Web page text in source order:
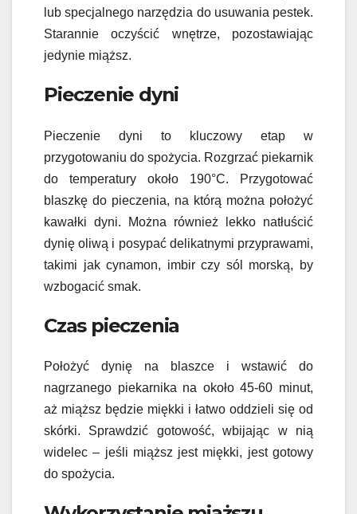
lub specjalnego narzędzia do usuwania pestek.
Starannie oczyścić wnętrze, pozostawiając
jedynie miąższ.
Pieczenie dyni
Pieczenie dyni to kluczowy etap w
przygotowaniu do spożycia. Rozgrzać piekarnik
do temperatury około 190°C. Przygotować
blaszkę do pieczenia, na którą można położyć
kawałki dyni. Można również lekko natłuścić
dynię oliwą i posypać delikatnymi przyprawami,
takimi jak cynamon, imbir czy sól morską, by
wzbogacić smak.
Czas pieczenia
Położyć dynię na blaszce i wstawić do
nagrzanego piekarnika na około 45-60 minut,
aż miąższ będzie miękki i łatwo oddzieli się od
skórki. Sprawdzić gotowość, wbijając w nią
widelec – jeśli miąższ jest miękki, jest gotowy
do spożycia.